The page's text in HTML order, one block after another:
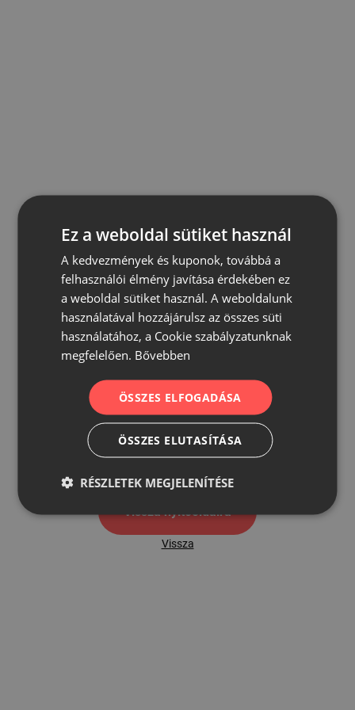
500
Vissza nyítóoldalra
Vissza
Ez a weboldal sütiket használ
A kedvezmények és kuponok, továbbá a
felhasználói élmény javítása érdekében ez
a weboldal sütiket használ. A weboldalunk
használatával hozzájárulsz az összes süti
használatához, a Cookie szabályzatunknak
megfelelően. Bővebben
ÖSSZES ELFOGADÁSA
ÖSSZES ELUTASÍTÁSA
RÉSZLETEK MEGJELENÍTÉSE